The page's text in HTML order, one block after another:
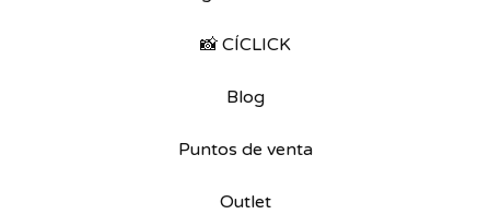
📸 CÍCLICK
Blog
Puntos de venta
Outlet